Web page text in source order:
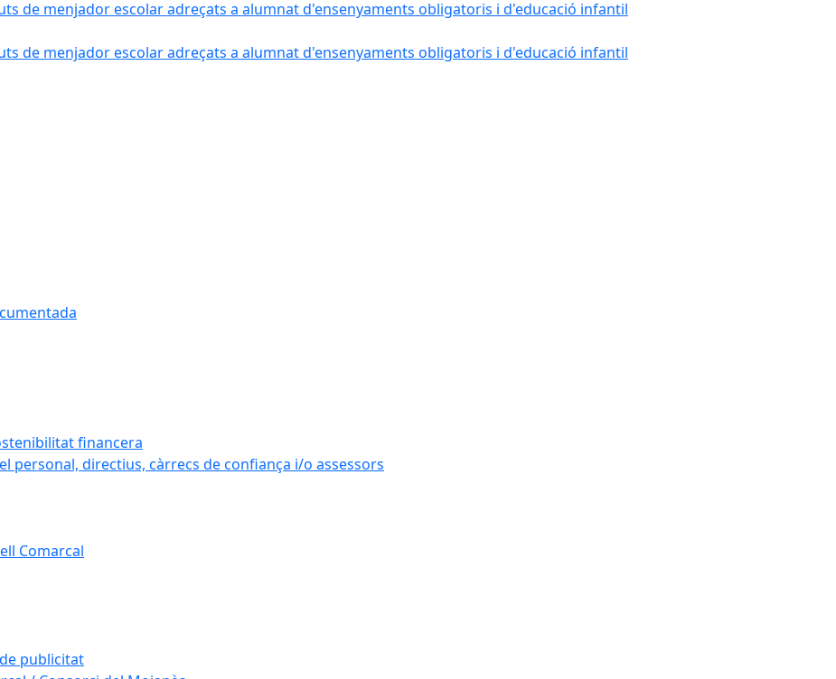
de menjador escolar adreçats a alumnat d'ensenyaments obligatoris i d'educació infantil
de menjador escolar adreçats a alumnat d'ensenyaments obligatoris i d'educació infantil
financera
personal, directius, càrrecs de confiança i/o assessors
Comarcal
publicitat